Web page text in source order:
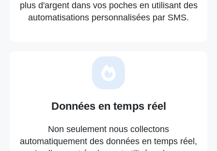
plus d'argent dans vos poches en utilisant des
automatisations personnalisées par SMS.
Données en temps réel
Non seulement nous collectons
automatiquement des données en temps réel,